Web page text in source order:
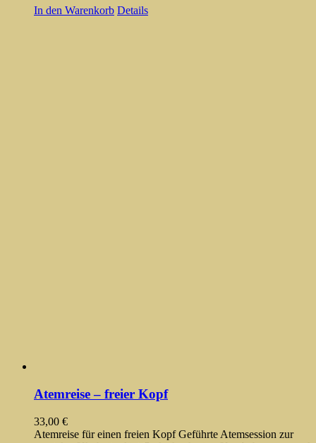
In den Warenkorb Details
Atemreise – freier Kopf
33,00 €
Atemreise für einen freien Kopf Geführte Atemsession zur